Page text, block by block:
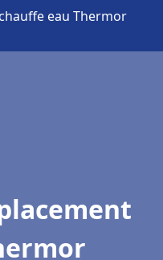
eau Thermor